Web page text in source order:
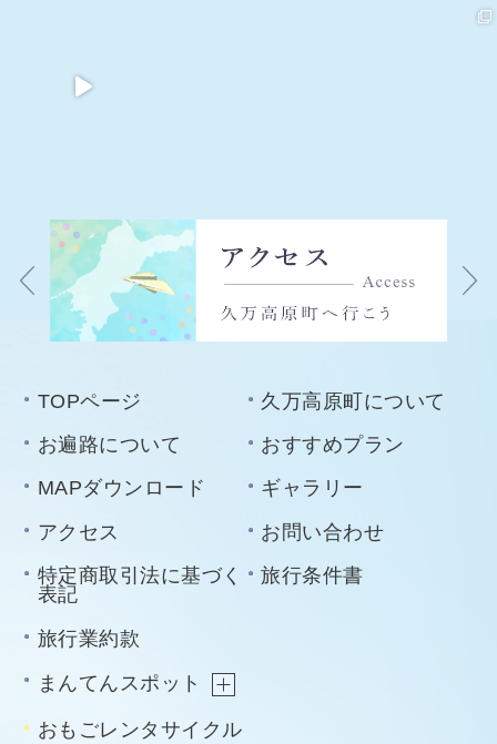
TOPページ
久万高原町について
お遍路について
おすすめプラン
MAPダウンロード
ギャラリー
アクセス
お問い合わせ
特定商取引法に基づく
表記
旅行条件書
旅行業約款
まんてんスポット
おもごレンタサイクル